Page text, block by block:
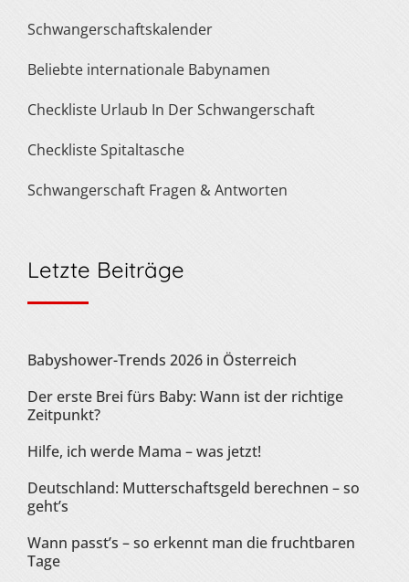
Schwangerschaftskalender
Beliebte internationale Babynamen
Checkliste Urlaub In Der Schwangerschaft
Checkliste Spitaltasche
Schwangerschaft Fragen & Antworten
Letzte Beiträge
Babyshower-Trends 2026 in Österreich
Der erste Brei fürs Baby: Wann ist der richtige
Zeitpunkt?
Hilfe, ich werde Mama – was jetzt!
Deutschland: Mutterschaftsgeld berechnen – so
geht’s
Wann passt’s – so erkennt man die fruchtbaren
Tage